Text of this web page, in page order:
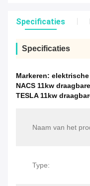
Specificaties
Specificaties
Markeren:
NACS 11kw
TESLA 11kw
Naam van het
Type: